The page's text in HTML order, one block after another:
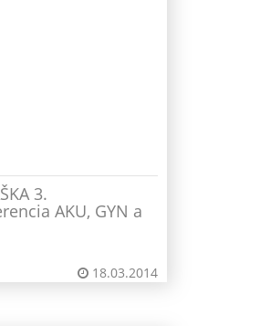
3.
AKU, GYN a
18.03.2014